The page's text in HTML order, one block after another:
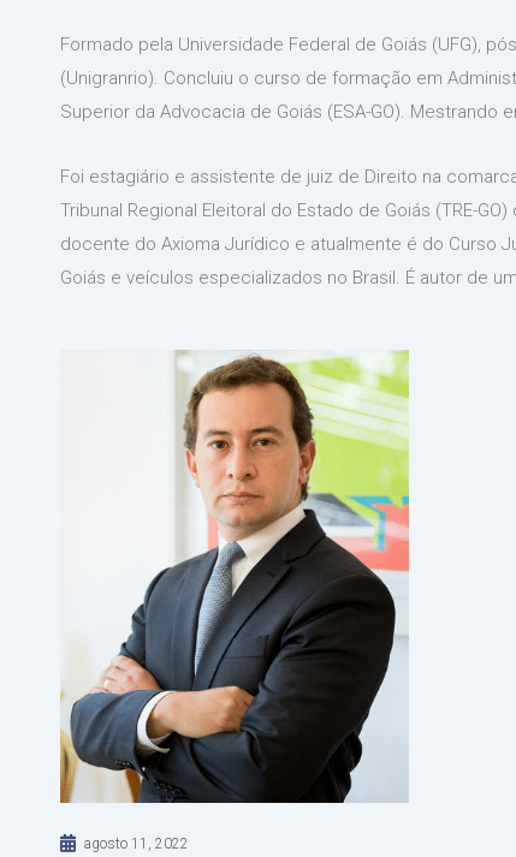
Formado pela Universidade Federal de Goiás (UFG),
(Unigranrio). Concluiu o curso de formação em
Superior da Advocacia de Goiás (ESA-GO). Mestrando
Foi estagiário e assistente de juiz de Direito na
Tribunal Regional Eleitoral do Estado de Goiás (TRE-
docente do Axioma Jurídico e atualmente é do Curso
Goiás e veículos especializados no Brasil. É autor de
agosto 11, 2022